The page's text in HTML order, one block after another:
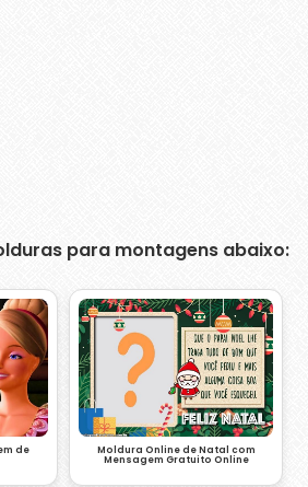
para montagens abaixo:
de Moldura Online de Natal com
Mensagem Gratuito Online